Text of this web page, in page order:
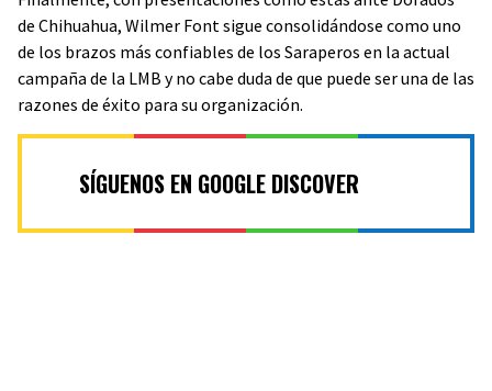
de Chihuahua, Wilmer Font sigue consolidándose como uno
de los brazos más confiables de los Saraperos en la actual
campaña de la LMB y no cabe duda de que puede ser una de las
razones de éxito para su organización.
SÍGUENOS EN GOOGLE DISCOVER